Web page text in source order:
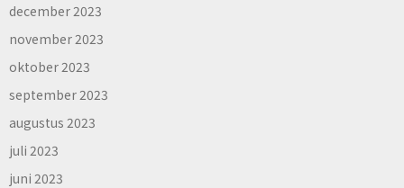
december 2023
november 2023
oktober 2023
september 2023
augustus 2023
juli 2023
juni 2023